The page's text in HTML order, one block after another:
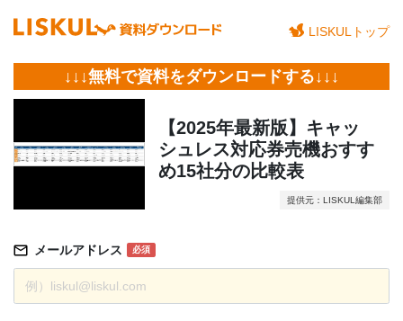
LISKULトップ
↓↓↓無料で資料をダウンロードする↓↓↓
【2025年最新版】キャッ
シュレス対応券売機おすす
め15社分の比較表
提供元：LISKUL編集部
メールアドレス 必須